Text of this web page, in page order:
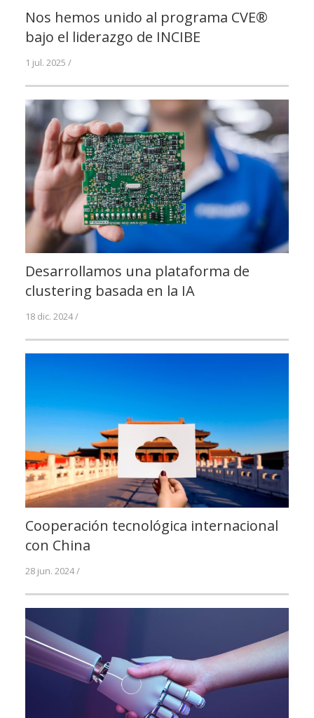
Nos hemos unido al programa CVE®
bajo el liderazgo de INCIBE
1 jul. 2025 /
Desarrollamos una plataforma de
clustering basada en la IA
18 dic. 2024 /
Cooperación tecnológica internacional
con China
28 jun. 2024 /